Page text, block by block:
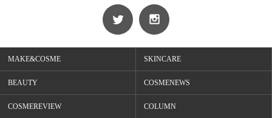
MAKE&COSME SKINCARE
BEAUTY COSMENEWS
COSMEREVIEW COLUMN